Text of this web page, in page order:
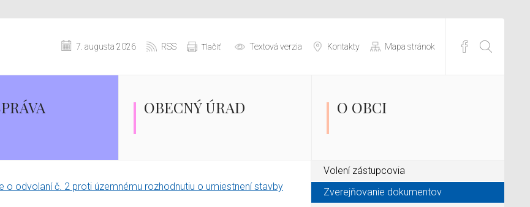
7. augusta 2026 RSS Tlačiť Textová verzia Kontakty Mapa stránok
OBECNÝ ÚRAD O OBCI
o odvolaní č. 2 proti územnému rozhodnutiu o umiestnení stavby
Volení zástupcovia
Zverejňovanie dokumentov